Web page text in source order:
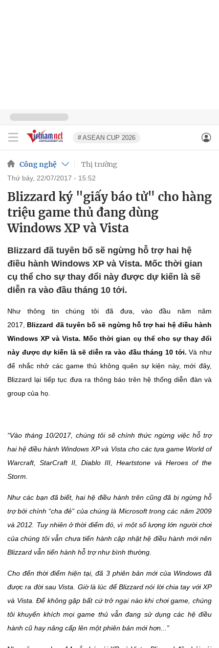
# ASEAN CUP 2026
Công nghệ Thị trường
thứ bảy, 22/07/2017 - 15:52
Blizzard ký "giấy báo tử" cho hàng
triệu game thủ đang dùng
Windows XP và Vista
Blizzard đã tuyên bố sẽ ngừng hỗ trợ hai hệ
điều hành Windows XP và Vista. Mốc thời gian
cụ thể cho sự thay đổi này được dự kiến là sẽ
diễn ra vào đầu tháng 10 tới.
Như thông tin chúng tôi đã đưa, vào đầu năm năm
2017, Blizzard đã tuyên bố sẽ ngừng hỗ trợ hai hệ điều hành
Windows XP và Vista. Mốc thời gian cụ thể cho sự thay đổi
này được dự kiến là sẽ diễn ra vào đầu tháng 10 tới. Và như
để nhắc nhở các game thủ không quên sự kiện này, mới đây,
Blizzard lại tiếp tục đưa ra thông báo trên hệ thống diễn đàn và
group của họ.
“Vào tháng 10/2017, chúng tôi sẽ chính thức ngừng việc hỗ trợ
hai hệ điều hành Windows XP và Vista cho các tựa game World of
Warcraft, StarCraft II, Diablo III, Heartstone và Heroes of the
Storm.
Như các bạn đã biết, hai hệ điều hành trên cũng đã bị ngừng hỗ
trợ bởi chính “cha đẻ” của chúng là Microsoft trong các năm 2009
và 2012. Tuy nhiên ở thời điểm đó, vì một số lượng lớn người chơi
của chúng tôi vẫn chưa tiến hành cập nhật hệ điều hành mới nên
Blizzard vẫn tiến hành hỗ trợ như bình thường.
Cho đến thời điểm hiện tại, đã 3 phiên bản mới của Windows đã
được ra đời sau Vista. Giờ là lúc để Blizzard nói lời chia tay với XP
và Vista. Để không gặp bất cứ trở ngại nào khi chơi game, chúng
tôi khuyến khích mọi game thủ vẫn đang sử dụng các hệ điều
hành cũ hay nâng cấp lên một phiên bản mới hơn...”